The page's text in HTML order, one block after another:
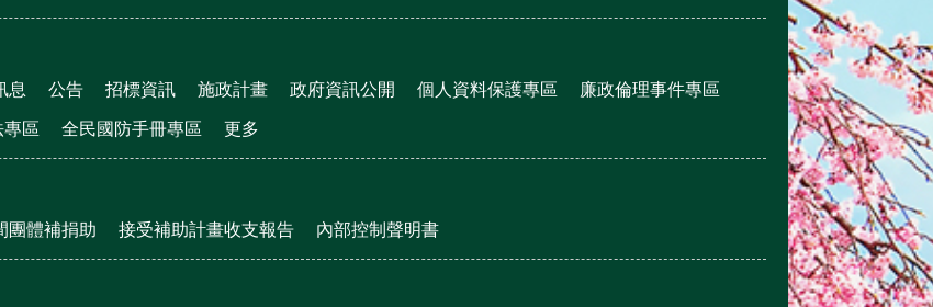
息 公告 招標資訊 施政計畫 政府資訊公開 個人資料保護專區 廉政倫理事件專區
專區 全民國防手冊專區 更多
團體補捐助 接受補助計畫收支報告 內部控制聲明書